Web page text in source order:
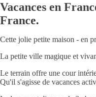
Vacances en
France.
Cette jolie petite maison - en
La petite ville magique et
Le terrain offre une cour
Qu'il s'agisse de vacances